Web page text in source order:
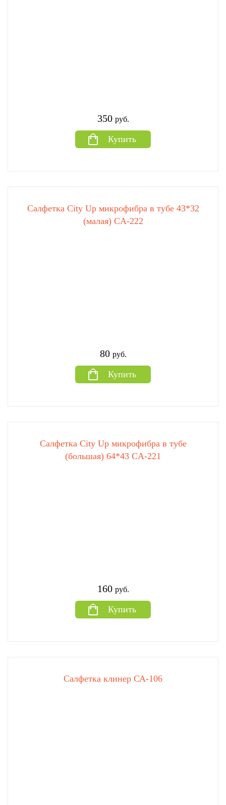
350 руб.
Купить
Салфетка City Up микрофибра в тубе 43*32
(малая) CA-222
80 руб.
Купить
Салфетка City Up микрофибра в тубе
(большая) 64*43 CA-221
160 руб.
Купить
Салфетка клинер СА-106